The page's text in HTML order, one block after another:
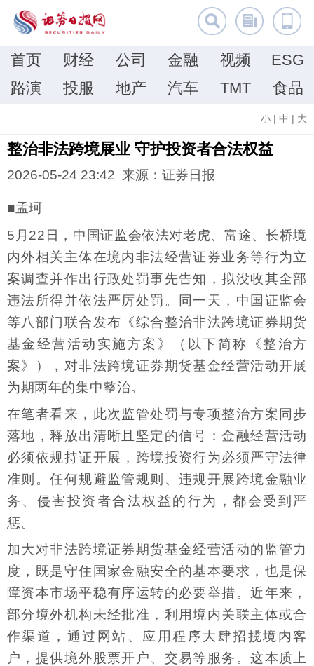
首页 财经 公司 金融 视频
ESG
路演
投服 地产 汽车 TMT 食品
小 | 中 | 大
整治非法跨境展业 守护投资者合法权益
2026-05-24 23:42 来源：证券日报
■孟珂
5月22日，中国证监会依法对老虎、富途、长桥境
内外相关主体在境内非法经营证券业务等行为立
案调查并作出行政处罚事先告知，拟没收其全部
违法所得并依法严厉处罚。同一天，中国证监会
等八部门联合发布《综合整治非法跨境证券期货
基金经营活动实施方案》（以下简称《整治方
案》），对非法跨境证券期货基金经营活动开展
为期两年的集中整治。
在笔者看来，此次监管处罚与专项整治方案同步
落地，释放出清晰且坚定的信号：金融经营活动
必须依规持证开展，跨境投资行为必须严守法律
准则。任何规避监管规则、违规开展跨境金融业
务、侵害投资者合法权益的行为，都会受到严
惩。
加大对非法跨境证券期货基金经营活动的监管力
度，既是守住国家金融安全的基本要求，也是保
障资本市场平稳有序运转的必要举措。近年来，
部分境外机构未经批准，利用境内关联主体或合
作渠道，通过网站、应用程序大肆招揽境内客
户，提供境外股票开户、交易等服务。这本质上